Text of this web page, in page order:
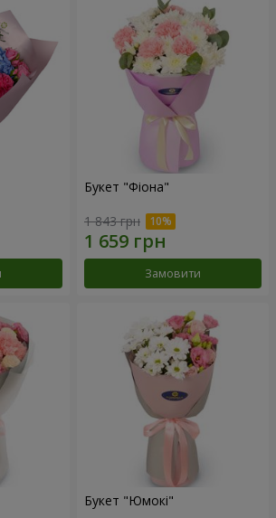
Букет "Фіона"
1 843 грн
Замовити
Букет "Юмокі"